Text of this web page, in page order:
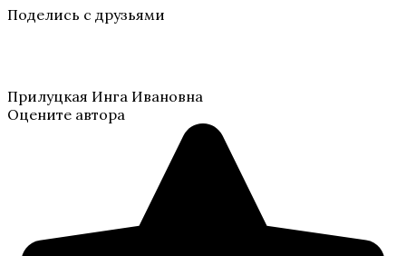
Поделись с друзьями
Прилуцкая Инга Ивановна
Оцените автора